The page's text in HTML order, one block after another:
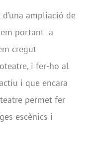
ampliació de
portant a
cregut
i fer-ho al
i que encara
permet fer
escènics i